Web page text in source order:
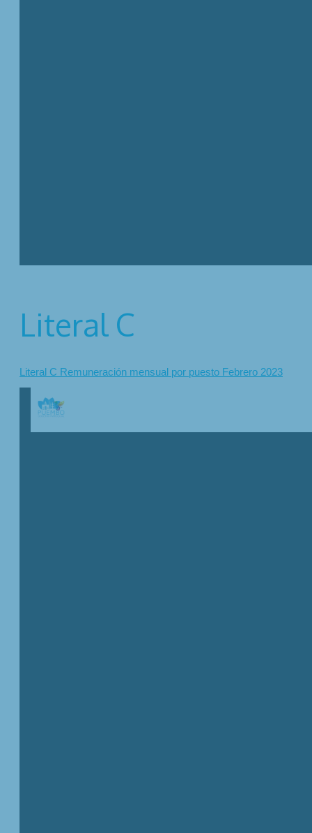
Literal C
Literal C Remuneración mensual por puesto Febrero 2023